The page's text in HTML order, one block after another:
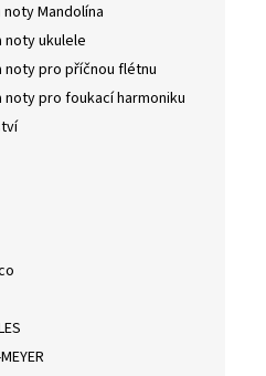
Mandolína
noty ukulele
noty pro příčnou flétnu
noty pro foukací harmoniku